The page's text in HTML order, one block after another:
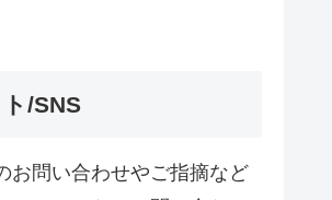
/SNS
お問い合わせやご指摘など